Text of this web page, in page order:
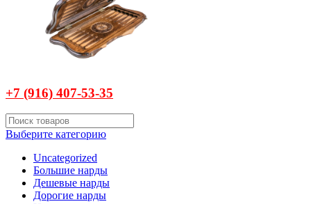
+7 (916) 407-53-35
Выберите категорию
Uncategorized
Большие нарды
Дешевые нарды
Дорогие нарды